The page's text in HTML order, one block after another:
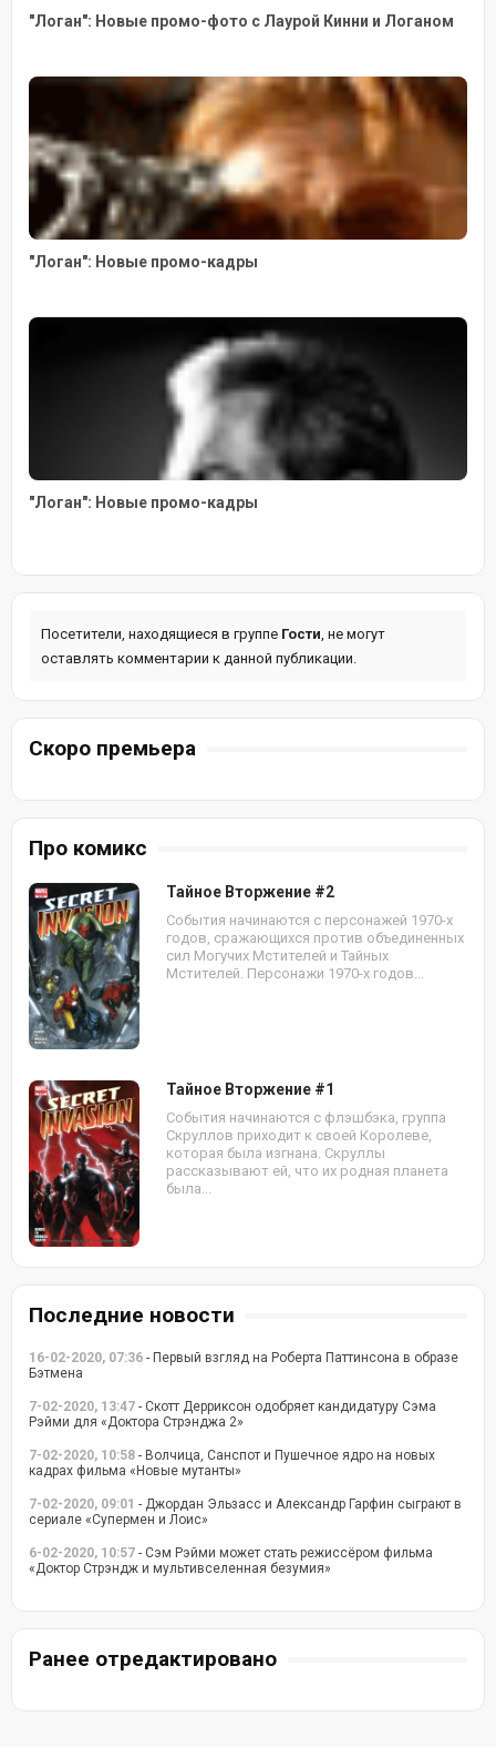
"Логан": Новые промо-фото с Лаурой Кинни и Логаном
"Логан": Новые промо-кадры
"Логан": Новые промо-кадры
Посетители, находящиеся в группе Гости, не могут
оставлять комментарии к данной публикации.
Скоро премьера
Про комикс
Тайное Вторжение #2
События начинаются с персонажей 1970-х
годов, сражающихся против объединенных
сил Могучих Мстителей и Тайных
Мстителей. Персонажи 1970-х годов...
Тайное Вторжение #1
События начинаются с флэшбэка, группа
Скруллов приходит к своей Королеве,
которая была изгнана. Скруллы
рассказывают ей, что их родная планета
была...
Последние новости
16-02-2020, 07:36 - Первый взгляд на Роберта Паттинсона в образе
Бэтмена
7-02-2020, 13:47 - Скотт Дерриксон одобряет кандидатуру Сэма
Рэйми для «Доктора Стрэнджа 2»
7-02-2020, 10:58 - Волчица, Санспот и Пушечное ядро на новых
кадрах фильма «Новые мутанты»
7-02-2020, 09:01 - Джордан Эльзасс и Александр Гарфин сыграют в
сериале «Супермен и Лоис»
6-02-2020, 10:57 - Сэм Рэйми может стать режиссёром фильма
«Доктор Стрэндж и мультивселенная безумия»
Ранее отредактировано